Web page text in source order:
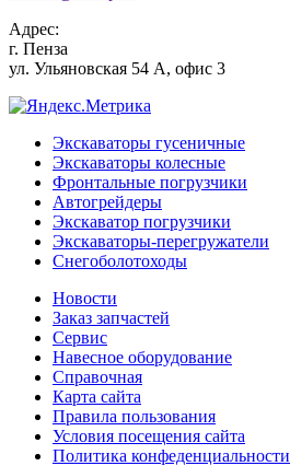
Адрес:
г. Пенза
ул. Ульяновская 54 А, офис 3
Экскаваторы гусеничные
Экскаваторы колесные
Фронтальные погрузчики
Автогрейдеры
Экскаватор погрузчики
Экскаваторы-перегружатели
Снегоболотоходы
Новости
Заказ запчастей
Сервис
Навесное оборудование
Справочная
Карта сайта
Правила пользования
Условия посещения сайта
Политика конфеденциальности